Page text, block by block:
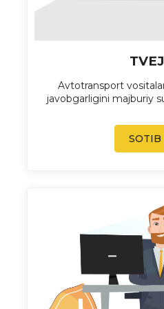
Avtotransport
javobgarligini majburiy
SOTIB